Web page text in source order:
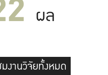
ผล
งานวิจัยทั้งหมด